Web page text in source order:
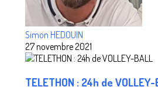
Simon HEDOUIN
27 novembre 2021
TELETHON : 24h de